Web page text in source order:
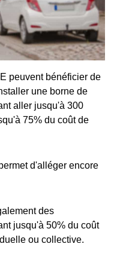
peuvent bénéficier de
une borne de
aller jusqu'à 300
75% du coût de
d'alléger encore
des
jusqu'à 50% du coût
ou collective.